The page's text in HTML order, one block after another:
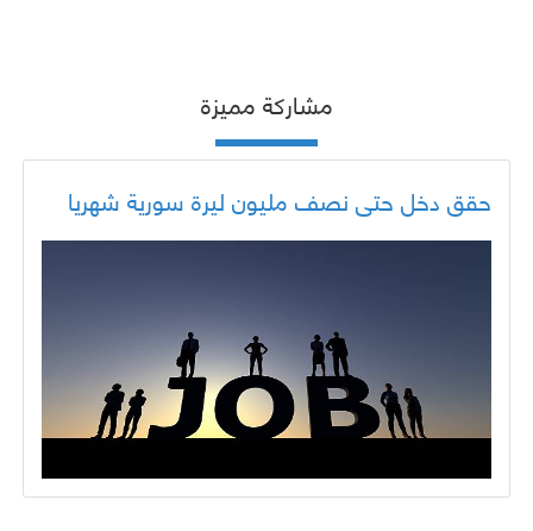
مشاركة مميزة
حقق دخل حتى نصف مليون ليرة سورية شهريا